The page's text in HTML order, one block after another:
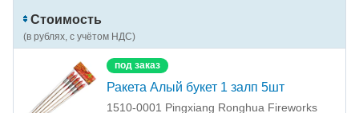
Сбросить фильтры
Стоимость
(в рублях, с учётом НДС)
под заказ
Ракета Алый букет 1 залп 5шт
1510-0001 Pingxiang Ronghua Fireworks